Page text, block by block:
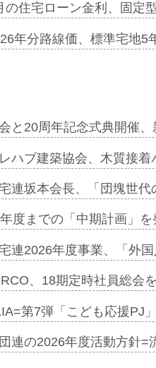
協業=お互…
コリビング…
の住宅ローン金利、固定
年分路線価、標準宅地
を提案=P…
ンビ…
加=リンナ…
見込む=…
開始=三協…
と20周年記念式典開催
ハブ建築協会、木質接
連坂本会長、「団塊世
度までの「中期計画」
連2026年度事業、「外
、18期定時社員総会
第7弾「こども応援PJ
連の2026年度活動方針